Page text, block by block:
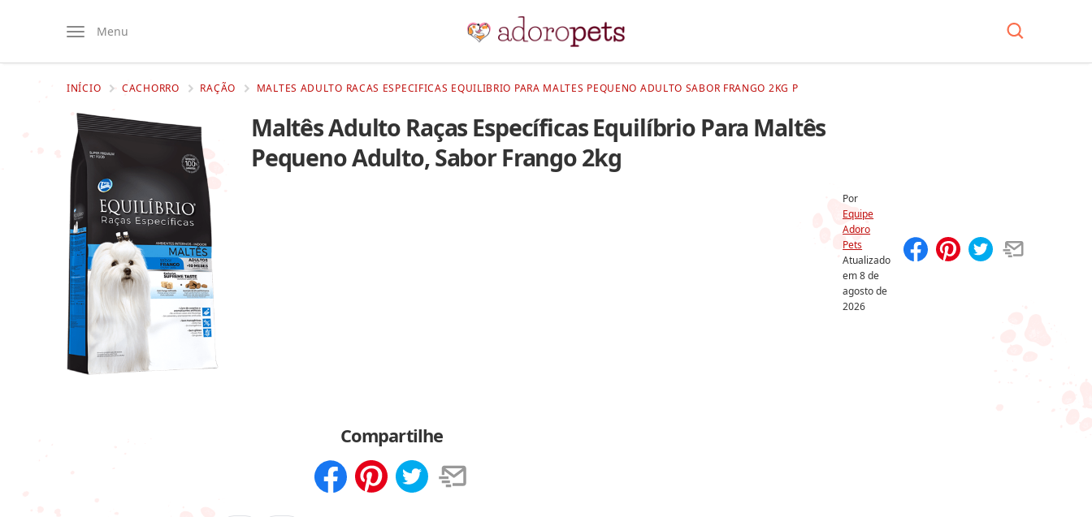
Menu
INÍCIO CACHORRO RAÇÃO MALTES ADULTO RACAS ESPECIFICAS EQUILIBRIO PARA MALTES PEQUENO ADULTO SABOR FRANGO 2KG P
Maltês Adulto Raças Específicas Equilíbrio Para Maltês
Pequeno Adulto, Sabor Frango 2kg
Por
Equipe
Adoro
Pets
Atualizado
em8 de
agosto de
2026
Compartilhe